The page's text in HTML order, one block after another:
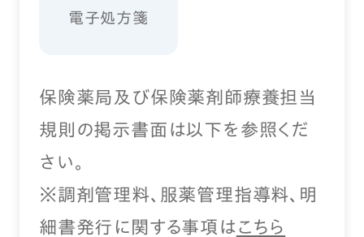
電子処方箋
保険薬局及び保険薬剤師療養担当
規則の掲示書面は以下を参照くだ
さい。
※調剤管理料、服薬管理指導料、明
細書発行に関する事項は こちら